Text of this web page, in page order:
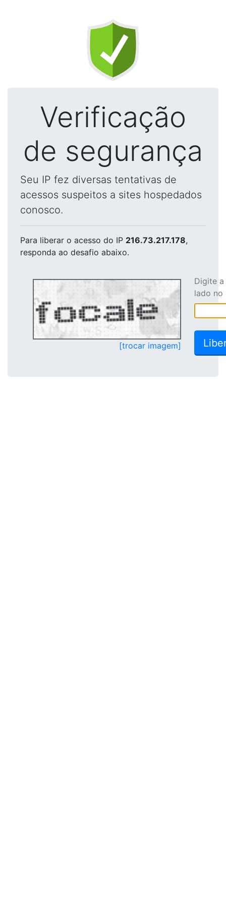
Verificação
de segurança
Seu IP fez diversas tentativas de
acessos suspeitos a sites hospedados
conosco.
Para liberar o acesso do IP 216.73.217.178,
responda ao desafio abaixo.
[trocar imagem]
Digite
lado no